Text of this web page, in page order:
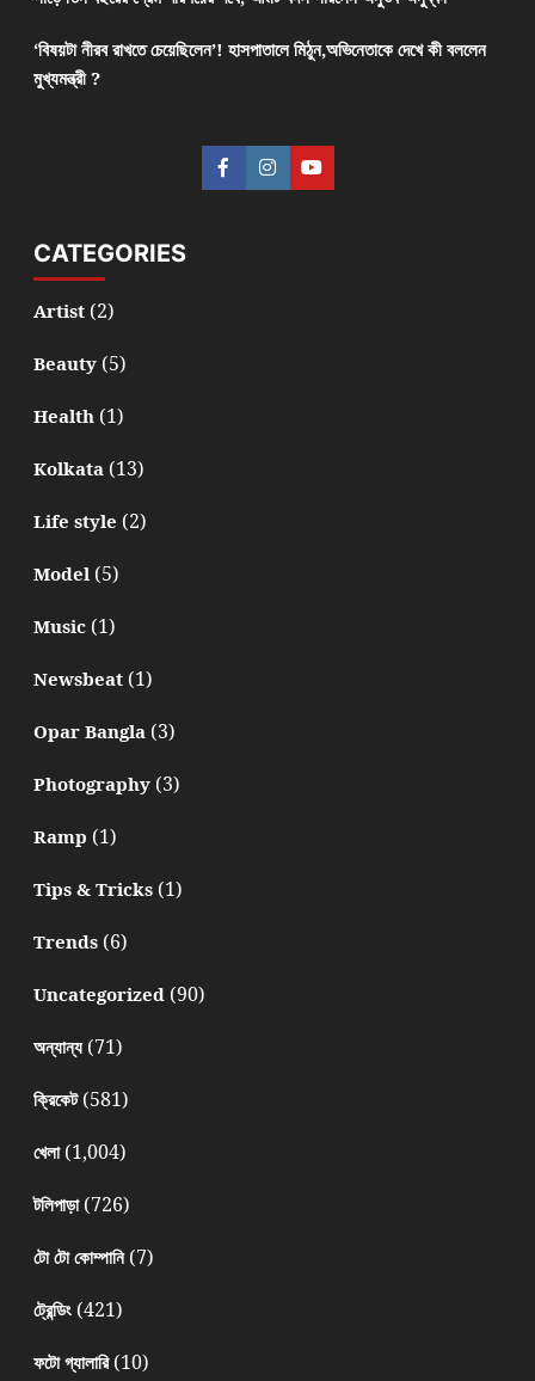
‘বিষয়টা নীরব রাখতে চেয়েছিলেন’! হাসপাতালে মিঠুন,অভিনেতাকে দেখে কী বললেন
মুখ্যমন্ত্রী ?
CATEGORIES
Artist(2)
Beauty(5)
Health(1)
Kolkata(13)
Life style (2)
Model(5)
Music(1)
Newsbeat(1)
Opar Bangla(3)
Photography(3)
Ramp (1)
Tips & Tricks(1)
Trends(6)
Uncategorized(90)
অন্যান্য(71)
ক্রিকেট(581)
খেলা(1,004)
টলিপাড়া(726)
টো টো কোম্পানি(7)
ট্রেন্ডিং(421)
ফটো গ্যালারি(10)